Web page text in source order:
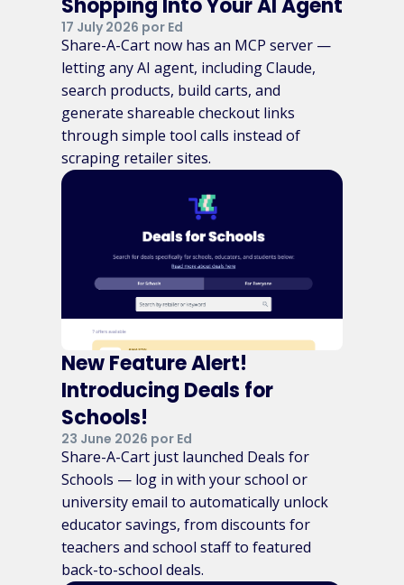
Shopping Into Your AI Agent
17 July 2026 por Ed
Share-A-Cart now has an MCP server —
letting any AI agent, including Claude,
search products, build carts, and
generate shareable checkout links
through simple tool calls instead of
scraping retailer sites.
New Feature Alert!
Introducing Deals for
Schools!
23 June 2026 por Ed
Share-A-Cart just launched Deals for
Schools — log in with your school or
university email to automatically unlock
educator savings, from discounts for
teachers and school staff to featured
back-to-school deals.